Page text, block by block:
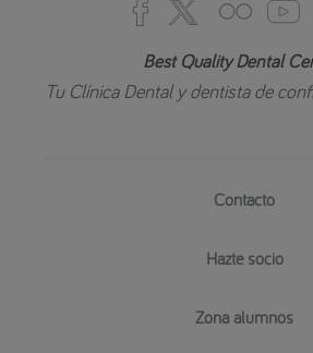
Best Quality Dental
Tu Clínica Dental y dentista de
Contacto
Hazte socio
Zona alumnos